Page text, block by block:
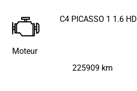
Moteur
C4 PICASSO 1 1.6
225909 km